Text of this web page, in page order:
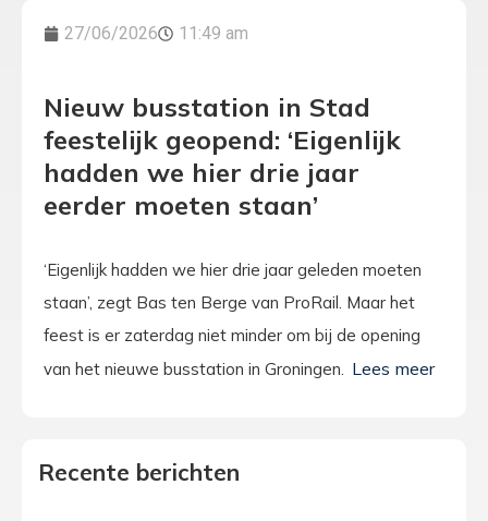
27/06/2026 11:49 am
Nieuw busstation in Stad
feestelijk geopend: ‘Eigenlijk
hadden we hier drie jaar
eerder moeten staan’
‘Eigenlijk hadden we hier drie jaar geleden moeten
staan’, zegt Bas ten Berge van ProRail. Maar het
feest is er zaterdag niet minder om bij de opening
van het nieuwe busstation in Groningen.
Recente berichten